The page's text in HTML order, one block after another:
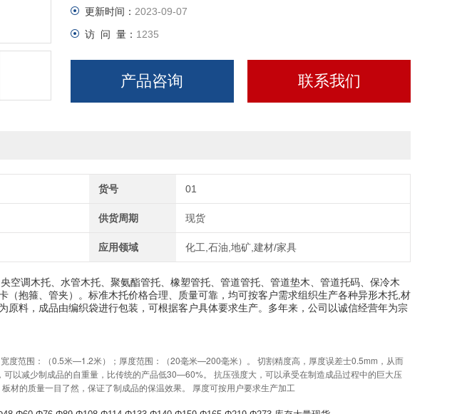
30—60%。 抗压强度大，可以承受在制造成品过程中的巨大压力。 方
更新时间： 2023-09-07
访 问 量： 1235
产品咨询 联系我们
货号 01
供货周期 现货
应用领域 化工,石油,地矿,建材/家具
空调木托、水管木托、聚氨酯管托、橡塑管托、管道管托、管道垫木、管道托码、保冷木
（抱箍、管夹）。标准木托价格合理、质量可靠，均可按客户需求组织生产各种异形木托,材
原料，成品由编织袋进行包装，可根据客户具体要求生产。多年来，公司以诚信经营年为宗
范围：（0.5米—1.2米）；厚度范围：（20毫米—200毫米）。 切割精度高，厚度误差士0.5mm，从而
以减少制成品的自重量，比传统的产品低30—60%。 抗压强度大，可以承受在制造成品过程中的巨大压
材的质量一目了然，保证了制成品的保温效果。 厚度可按用户要求生产加工